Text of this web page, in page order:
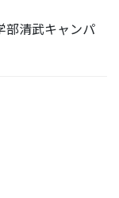
清武キャンパ